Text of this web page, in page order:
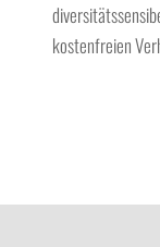
kostenfreien